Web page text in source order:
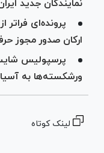
نمایندگان جدید
پرونده‌ای فراتر
ارکان صدور مجوز
پرسپولیس
ورشکسته‌ها به
لینک کوتاه